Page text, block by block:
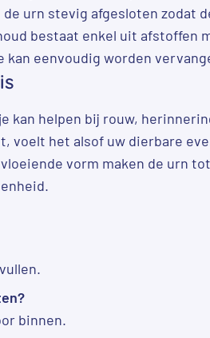
urn stevig afgesloten zodat
bestaat enkel uit afstoffen
eenvoudig worden
kan helpen bij rouw,
voelt het alsof uw dierbare
vorm maken de urn
binnen.